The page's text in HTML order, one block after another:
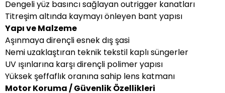
Dengeli yüz basıncı sağlayan outrigger kanatları
Titreşim altında kaymayı önleyen bant yapısı
Yapı ve Malzeme
Aşınmaya dirençli esnek dış şasi
Nemi uzaklaştıran teknik tekstil kaplı süngerler
UV ışınlarına karşı dirençli polimer yapısı
Yüksek şeffaflık oranına sahip lens katmanı
Motor Koruma / Güvenlik Özellikleri